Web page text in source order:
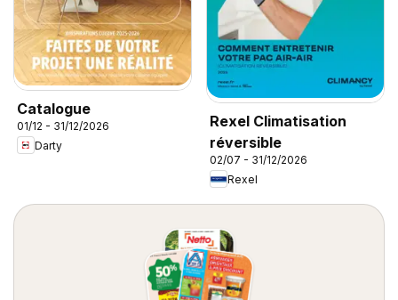
Catalogue
01/12 - 31/12/2026
Darty
Rexel Climatisation
réversible
02/07 - 31/12/2026
Rexel